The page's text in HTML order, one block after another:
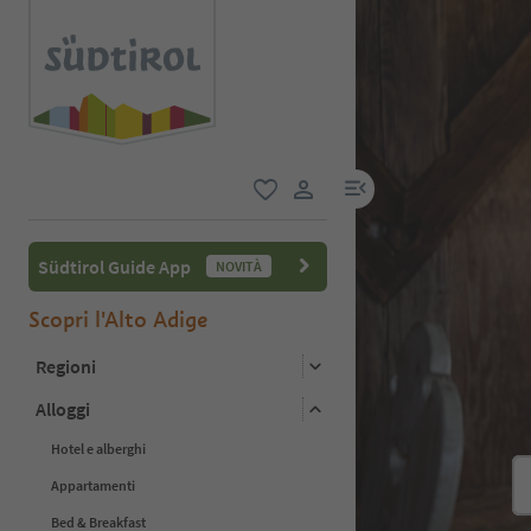
user link
menu link
Südtirol Guide App NOVITÀ
Scopri l'Alto Adige
Regioni
Alloggi
Hotel e alberghi
Appartamenti
Bed & Breakfast